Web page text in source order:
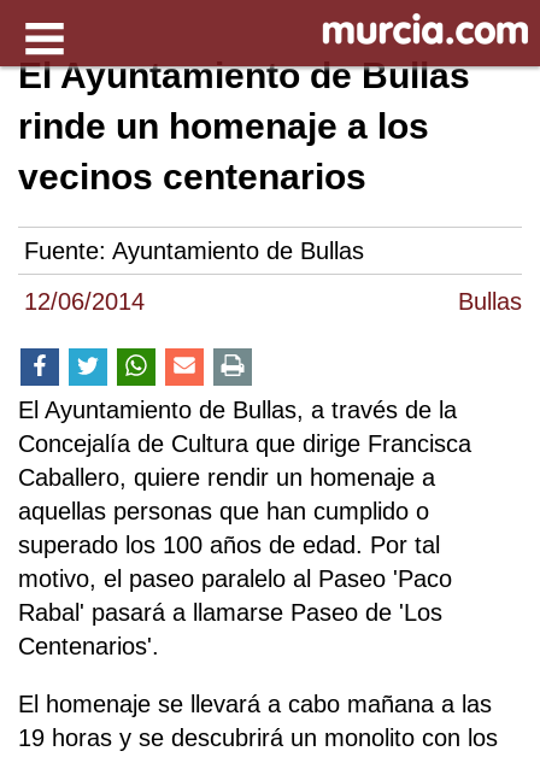
12/06/2014 Bullas
El Ayuntamiento de Bullas
rinde un homenaje a los
vecinos centenarios
Fuente: Ayuntamiento de Bullas
El Ayuntamiento de Bullas, a través de la
Concejalía de Cultura que dirige Francisca
Caballero, quiere rendir un homenaje a
aquellas personas que han cumplido o
superado los 100 años de edad. Por tal
motivo, el paseo paralelo al Paseo 'Paco
Rabal' pasará a llamarse Paseo de 'Los
Centenarios'.
El homenaje se llevará a cabo mañana a las
19 horas y se descubrirá un monolito con los